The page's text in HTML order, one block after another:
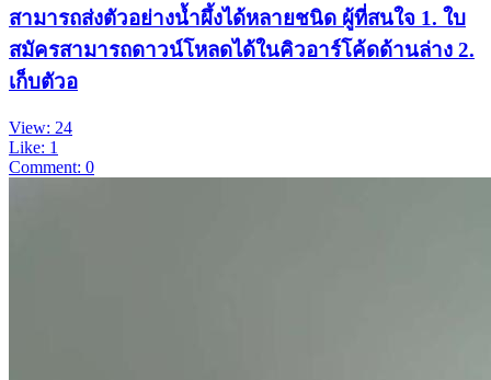
สามารถส่งตัวอย่างน้ำผึ้งได้หลายชนิด ผู้ที่สนใจ 1. ใบ
สมัครสามารถดาวน์โหลดได้ในคิวอาร์โค้ดด้านล่าง 2.
เก็บตัวอ
View: 24
Like: 1
Comment: 0